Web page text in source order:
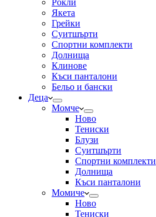
Рокли
Якета
Грейки
Суитшърти
Спортни комплекти
Долнища
Клинове
Къси панталони
Бельо и бански
Деца
Момче
Ново
Тениски
Блузи
Суитшърти
Спортни комплекти
Долнища
Къси панталони
Момиче
Ново
Тениски